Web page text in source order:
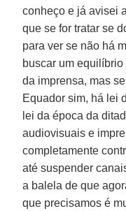
conheço e já avisei
que se for tratar se
para ver se não há
buscar um
da imprensa, mas
Equador sim, há lei
lei da época da
audiovisuais e
completamente
até suspender
a balela de que
que precisamos é